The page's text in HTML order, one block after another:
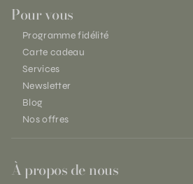
Pour vous
Programme fidélité
Carte cadeau
Services
Newsletter
Blog
Nos offres
À propos de nous